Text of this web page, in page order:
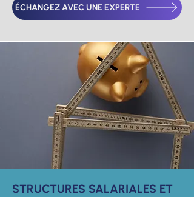
ÉCHANGEZ AVEC UNE EXPERTE
STRUCTURES SALARIALES ET